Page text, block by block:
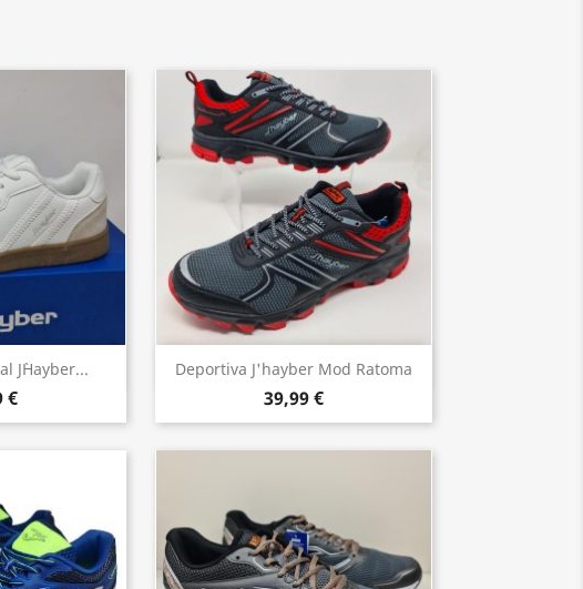
J`Hayber...
€
Deportiva J'hayber Mod Ratoma
39,99 €
Vista rápida